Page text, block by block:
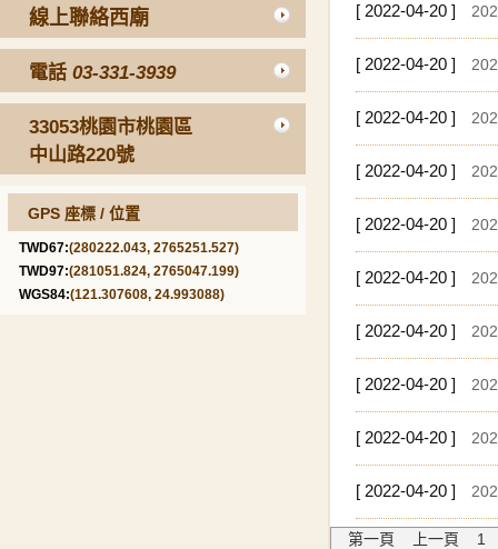
線上聯絡西廟
電話 03-331-3939
33053桃園市桃園區
中山路220號
GPS 座標 / 位置
TWD67:(280222.043, 2765251.527)
TWD97:(281051.824, 2765047.199)
WGS84:(121.307608, 24.993088)
[ 2022-04-20 ]
[ 2022-04-20 ]
[ 2022-04-20 ]
[ 2022-04-20 ]
[ 2022-04-20 ]
[ 2022-04-20 ]
[ 2022-04-20 ]
[ 2022-04-20 ]
[ 2022-04-20 ]
[ 2022-04-20 ]
第一頁 上一頁 1